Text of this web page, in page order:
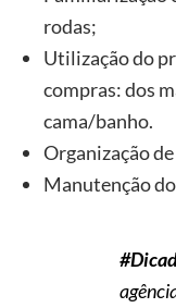
rodas;
Utilização do
compras: dos
cama/banho.
Organização
Manutenção